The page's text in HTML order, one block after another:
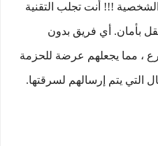
!!! أنت تجلب التقنية
بأمان. أي فريق بدون
، مما يجعلهم عرضة للحزمة
التي يتم إرسالهم لسرقتها.